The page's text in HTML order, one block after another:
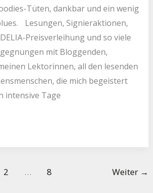
Tüten, dankbar und ein wenig
Lesungen, Signieraktionen,
Preisverleihung und so viele
mit Bloggenden,
Lektorinnen, all den lesenden
die mich begeistert
intensive Tage
2 … 8 Weiter →